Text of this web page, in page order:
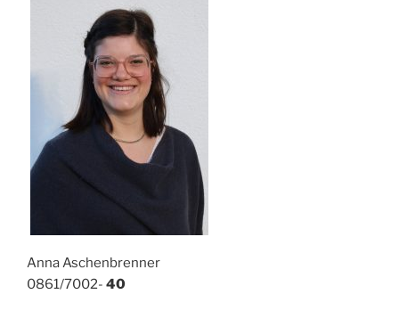
Anna Aschenbrenner
0861/7002- 40